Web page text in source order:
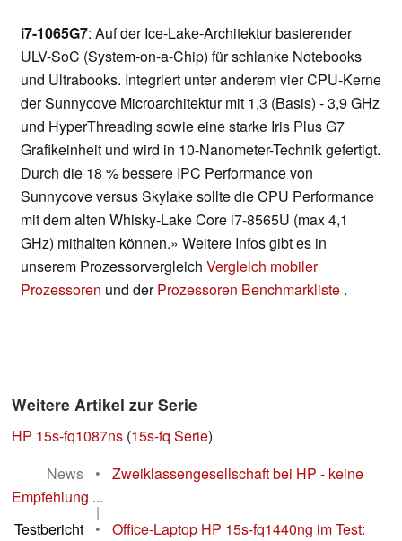
i7-1065G7: Auf der Ice-Lake-Architektur basierender
ULV-SoC (System-on-a-Chip) für schlanke Notebooks
und Ultrabooks. Integriert unter anderem vier CPU-Kerne
der Sunnycove Microarchitektur mit 1,3 (Basis) - 3,9 GHz
und HyperThreading sowie eine starke Iris Plus G7
Grafikeinheit und wird in 10-Nanometer-Technik gefertigt.
Durch die 18 % bessere IPC Performance von
Sunnycove versus Skylake sollte die CPU Performance
mit dem alten Whisky-Lake Core i7-8565U (max 4,1
GHz) mithalten können.» Weitere Infos gibt es in
unserem Prozessorvergleich Vergleich mobiler
Prozessoren und derProzessoren Benchmarkliste .
Weitere Artikel zur Serie
HP 15s-fq1087ns (15s-fq Serie)
News
•
Zweiklassengesellschaft bei HP - keine
Empfehlung ...
|
Testbericht
•
Office-Laptop HP 15s-fq1440ng im Test: